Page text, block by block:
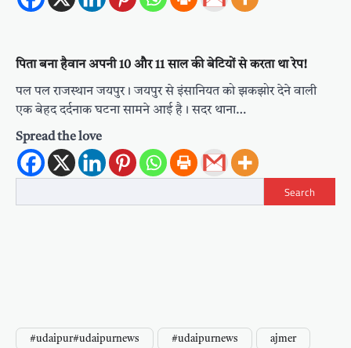
पिता बना हैवान अपनी 10 और 11 साल की बेटियों से करता था रेप!
पल पल राजस्थान जयपुर। जयपुर से इंसानियत को झकझोर देने वाली
एक बेहद दर्दनाक घटना सामने आई है। सदर थाना…
Spread the love
Search
#udaipur#udaipurnews #udaipurnews ajmer